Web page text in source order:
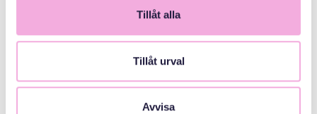
Tillåt alla
Tillåt urval
Avvisa